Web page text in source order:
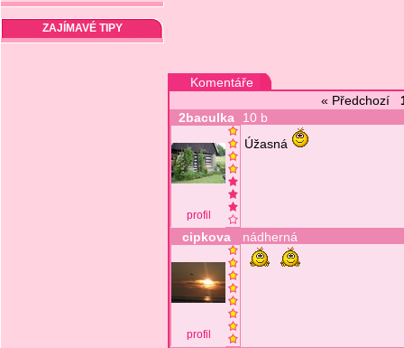
ZAJÍMAVÉ TIPY
Komentáře
« Předchozí
2baculka
10 b
profil
Úžasná
cipkova nádherná
profil